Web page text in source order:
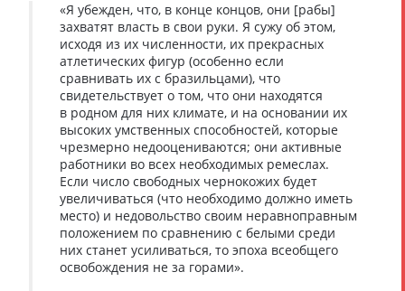
«Я убежден, что, в конце концов, они [рабы]
захватят власть в свои руки. Я сужу об этом,
исходя из их численности, их прекрасных
атлетических фигур (особенно если
сравнивать их с бразильцами), что
свидетельствует о том, что они находятся
в родном для них климате, и на основании их
высоких умственных способностей, которые
чрезмерно недооцениваются; они активные
работники во всех необходимых ремеслах.
Если число свободных чернокожих будет
увеличиваться (что необходимо должно иметь
место) и недовольство своим неравноправным
положением по сравнению с белыми среди
них станет усиливаться, то эпоха всеобщего
освобождения не за горами».